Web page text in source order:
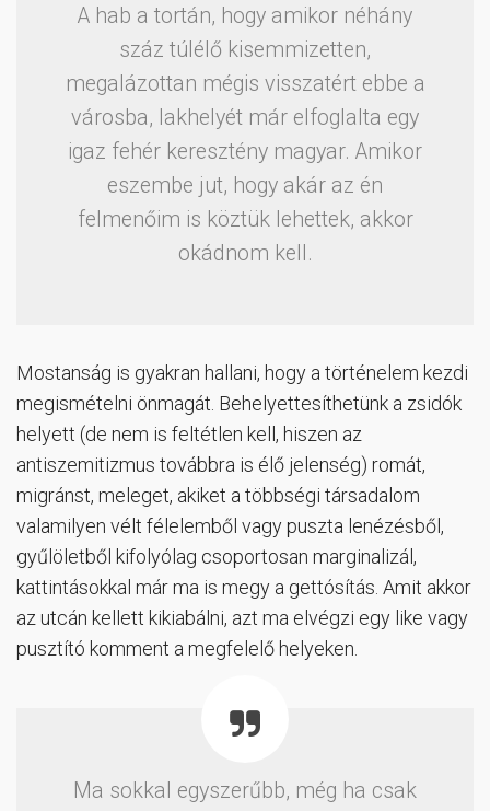
A hab a tortán, hogy amikor néhány
száz túlélő kisemmizetten,
megalázottan mégis visszatért ebbe a
városba, lakhelyét már elfoglalta egy
igaz fehér keresztény magyar. Amikor
eszembe jut, hogy akár az én
felmenőim is köztük lehettek, akkor
okádnom kell.
Mostanság is gyakran hallani, hogy a történelem kezdi
megismételni önmagát. Behelyettesíthetünk a zsidók
helyett (de nem is feltétlen kell, hiszen az
antiszemitizmus továbbra is élő jelenség) romát,
migránst, meleget, akiket a többségi társadalom
valamilyen vélt félelemből vagy puszta lenézésből,
gyűlöletből kifolyólag csoportosan marginalizál,
kattintásokkal már ma is megy a gettósítás. Amit akkor
az utcán kellett kikiabálni, azt ma elvégzi egy like vagy
pusztító komment a megfelelő helyeken.
Ma sokkal egyszerűbb, még ha csak